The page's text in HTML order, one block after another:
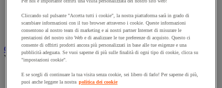
Carrello per scale
Carrello pieghevole
Carrello portabombole
Carrello specifico
Carrello a ripiani e rimorchio industriale
Vedi tutte le categorie
Accessori per carrello
Carrello a livello costante
Cliccando sul pulsante "Accetta tutti i cookie", la nostra piattaforma sarà in grado di
scambiare informazioni con il tuo browser attraverso i cookie. Queste informazioni
consentono al nostro team di marketing e ai nostri partner Internet di misurare le
prestazioni del nostro sito Web e di analizzare le tue preferenze di acquisto. Questo ci
consente di offrirti prodotti ancora più personalizzati in base alle tue esigenze e una
pubblicità adeguata. Se vuoi saperne di più sulle finalità di ogni tipo di cookie, clicca su
"impostazioni cookie".
E se scegli di continuare la tua visita senza cookie, sei libero di farlo! Per saperne di più,
puoi anche leggere la nostra politica dei cookie